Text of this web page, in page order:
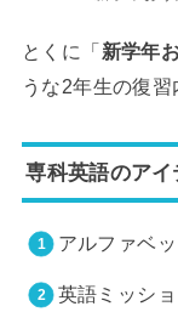
とくに「新学年
うな2年生の復習
専科英語のアイ
アルファベ
英語ミッシ